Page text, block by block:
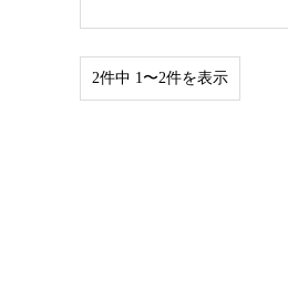
2件中 1〜2件を表示